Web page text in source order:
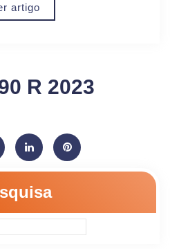
artigo
R 2023